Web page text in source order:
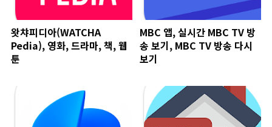
왓챠피디아(WATCHA
Pedia), 영화, 드라마, 책, 웹
툰
MBC 앱, 실시간 MBC TV 방
송 보기, MBC TV 방송 다시
보기